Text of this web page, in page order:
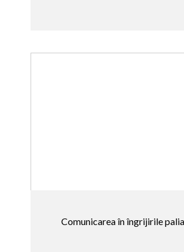
Comunicarea în îngrijirile